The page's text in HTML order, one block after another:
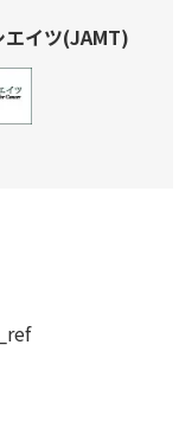
エイツ(JAMT)